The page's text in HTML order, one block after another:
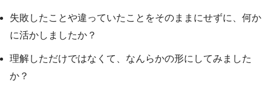
失敗したことや違っていたことをそのままにせずに、何か
に活かしましたか？
理解しただけではなくて、なんらかの形にしてみました
か？